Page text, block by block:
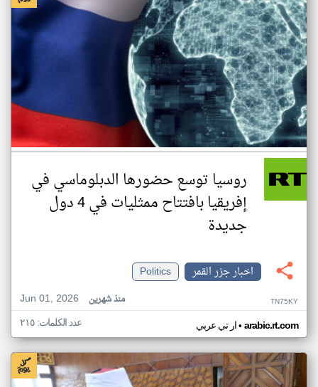
روسيا توسع حضورها الدبلوماسي في
إفريقيا بافتتاح ممثليات في 4 دول
جديدة
اخبار جزر القمر
Politics
Jun 01, 2026
منذ شهرين TN75KY
ار تي عربي• arabic.rt.com عدد الكلمات: ٢١٥